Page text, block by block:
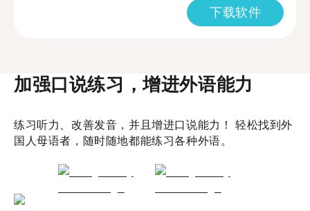
下载软件
加强口说练习，增进外语能力
练习听力、改善发音，并且增进口说能力！ 轻松找到外
国人母语者，随时随地都能练习各种外语。